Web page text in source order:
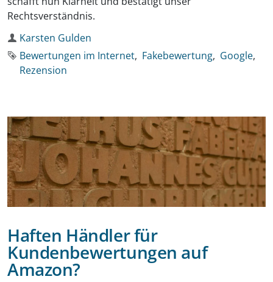
Rechtsverständnis.
Autor
Karsten Gulden
Schlagworte
Bewertungen im Internet Fakebewertung Google
Rezension
Haften Händler für
Kundenbewertungen auf
Amazon?